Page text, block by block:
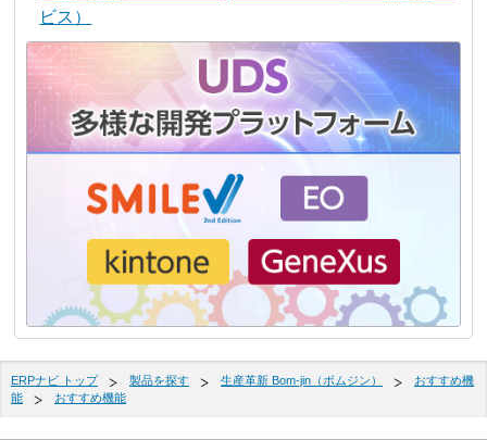
ビス）
ERPナビ トップ 製品を探す 生産革新 Bom-jin（ボムジン）
おすすめ機
能
おすすめ機能